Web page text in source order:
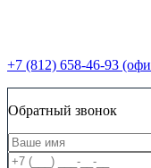
+7 (812) 658-46-93
Обратный звонок